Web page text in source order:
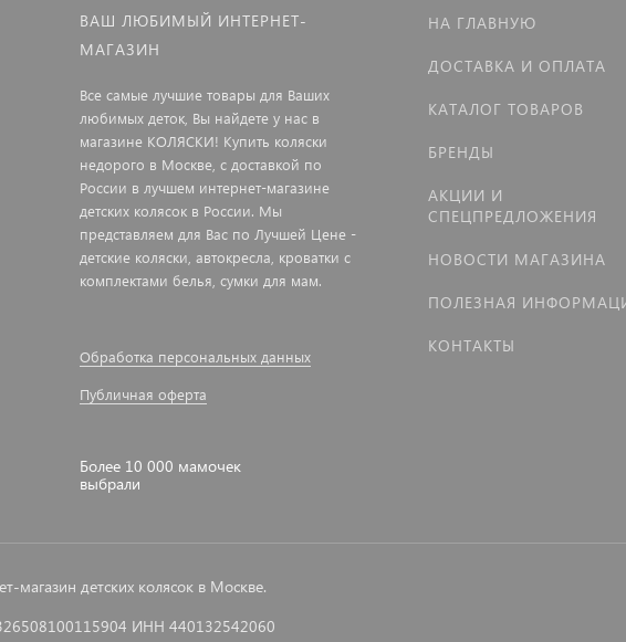
ВАШ ЛЮБИМЫЙ ИНТЕРНЕТ-
МАГАЗИН
Все самые лучшие товары для Ваших
любимых деток, Вы найдете у нас в
магазине КОЛЯСКИ! Купить коляски
недорого в Москве, с доставкой по
России в лучшем интернет-магазине
детских колясок в России. Мы
представляем для Вас по Лучшей Цене -
детские коляски, автокресла, кроватки с
комплектами белья, сумки для мам.
Обработка персональных данных
Публичная оферта
Более 10 000 мамочек
выбрали
НА ГЛАВНУЮ
ДОСТАВКА И ОПЛАТА
КАТАЛОГ ТОВАРОВ
БРЕНДЫ
АКЦИИ И
СПЕЦПРЕДЛОЖЕНИЯ
НОВОСТИ МАГАЗИНА
ПОЛЕЗНАЯ
КОНТАКТЫ
детских колясок в Москве.
ИНН 440132542060